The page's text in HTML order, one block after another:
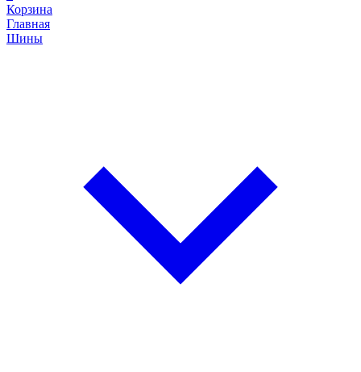
Корзина
Главная
Шины